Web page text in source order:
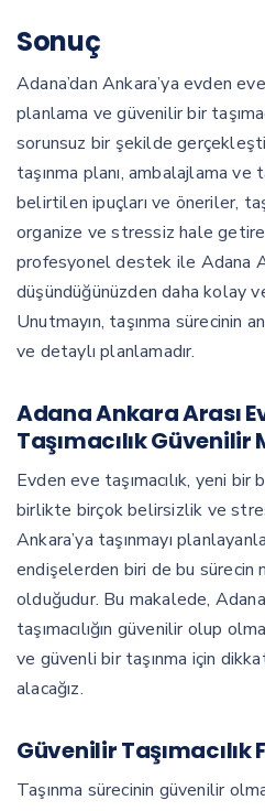
Sonuç
Adana’dan Ankara’ya evden
planlama ve güvenilir bir
sorunsuz bir şekilde
taşınma planı, ambalajlama ve
belirtilen ipuçları ve öneriler,
organize ve stressiz hale
profesyonel destek ile Adana
düşündüğünüzden daha kolay
Unutmayın, taşınma sürecinin
ve detaylı planlamadır.
Adana Ankara Arası
Taşımacılık Güvenilir
Evden eve taşımacılık, yeni bir
birlikte birçok belirsizlik ve
Ankara’ya taşınmayı
endişelerden biri de bu sürecin
olduğudur. Bu makalede,
taşımacılığın güvenilir olup
ve güvenli bir taşınma için
alacağız.
Güvenilir Taşımacılık
Taşınma sürecinin güvenilir